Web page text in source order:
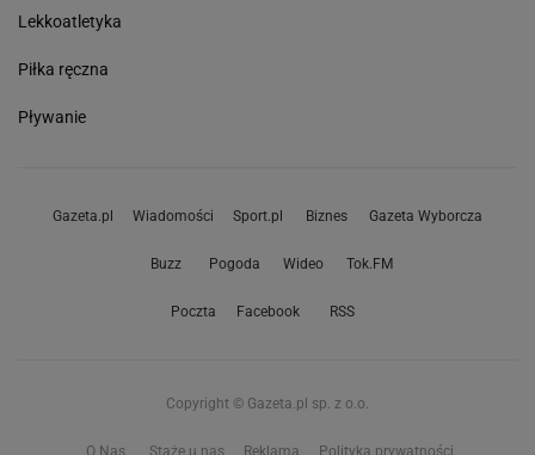
Lekkoatletyka
Piłka ręczna
Pływanie
Gazeta.pl Wiadomości Sport.pl Biznes Gazeta Wyborcza
Buzz Pogoda Wideo Tok.FM
Poczta Facebook RSS
Copyright © Gazeta.pl sp. z o.o.